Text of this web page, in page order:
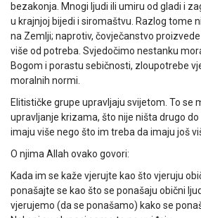
bezakonja. Mnogi ljudi ili umiru od gladi i
u krajnjoj bijedi i siromaštvu. Razlog tome
na Zemlji; naprotiv, čovječanstvo
više od potreba. Svjedočimo nestanku
Bogom i porastu sebičnosti, zloupotrebe
moralnih normi.
Elitističke grupe upravljaju svijetom. To se
upravljanje krizama, što nije ništa drugo do
imaju više nego što im treba da imaju još
O njima Allah ovako govori:
Kada im se kaže vjerujte kao što vjeruju
ponašajte se kao što se ponašaju obični
vjerujemo (da se ponašamo) kako se